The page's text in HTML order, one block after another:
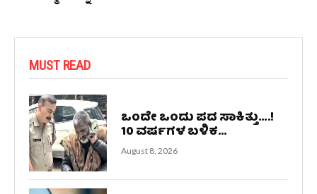
MUST READ
ಒಂದೇ ಒಂದು ಪದ ಸಾಕಿತ್ತು….!
10 ವರ್ಷಗಳ ಬಳಿಕ...
August 8, 2026